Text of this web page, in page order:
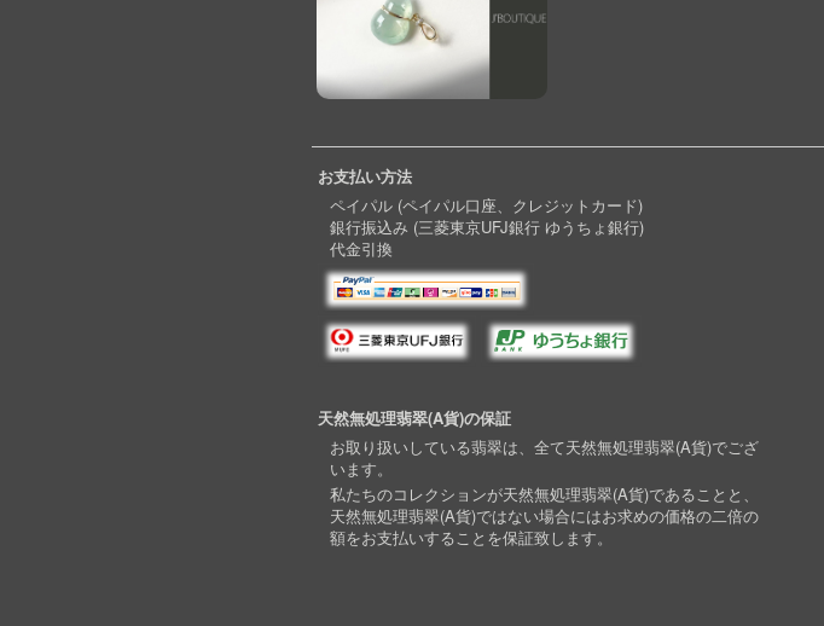
お支払い方法
ペイパル (ペイパル口座、クレジットカード)
銀行振込み (三菱東京UFJ銀行 ゆうちょ銀行)
代金引換
天然無処理翡翠(A貨)の保証
お取り扱いしている翡翠は、全て天然無処理翡翠(A貨)でござ
います。
私たちのコレクションが天然無処理翡翠(A貨)であることと、
天然無処理翡翠(A貨)ではない場合にはお求めの価格の二倍の
額をお支払いすることを保証致します。